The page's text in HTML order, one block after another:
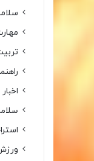
اخبار